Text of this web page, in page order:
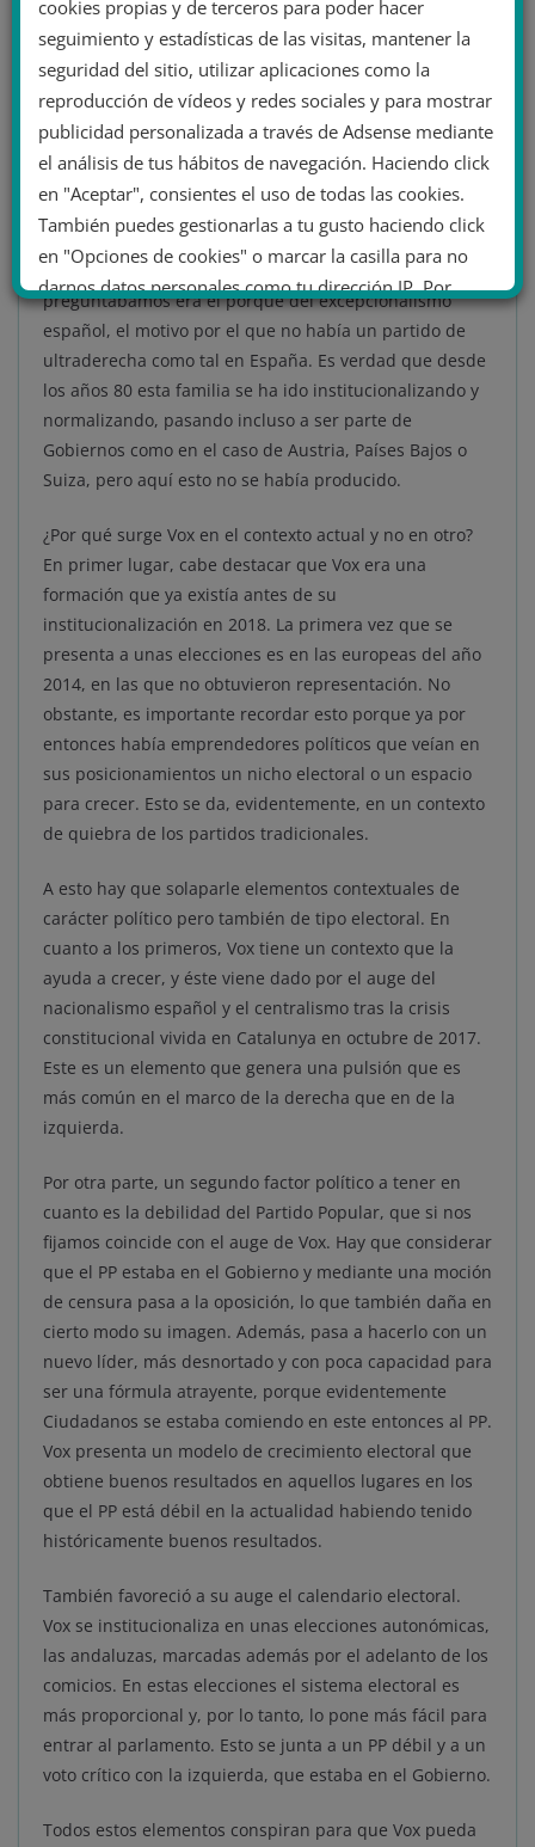
procesos acaban erosionando el funcionamiento de la
democracia e incluso pueden provocar retrocesos
autoritarios en el medio plazo.
AD: Pablo Simón, ¿cuáles son las causas que han
determinado el surgimiento de Vox? No tanto desde
un punto de vista histórico como más bien contextual,
es decir, ¿por qué Vox no sale 5 años antes o después?
PS: Bueno, antes del surgimiento de Vox, lo que nos
preguntábamos era el porqué del excepcionalismo
español, el motivo por el que no había un partido de
ultraderecha como tal en España. Es verdad que desde
los años 80 esta familia se ha ido institucionalizando y
normalizando, pasando incluso a ser parte de
Gobiernos como en el caso de Austria, Países Bajos o
Suiza, pero aquí esto no se había producido.
¿Por qué surge Vox en el contexto actual y no en otro?
En primer lugar, cabe destacar que Vox era una
formación que ya existía antes de su
institucionalización en 2018. La primera vez que se
presenta a unas elecciones es en las europeas del año
2014, en las que no obtuvieron representación. No
obstante, es importante recordar esto porque ya por
entonces había emprendedores políticos que veían en
sus posicionamientos un nicho electoral o un espacio
para crecer. Esto se da, evidentemente, en un contexto
de quiebra de los partidos tradicionales.
A esto hay que solaparle elementos contextuales de
carácter político pero también de tipo electoral. En
cuanto a los primeros, Vox tiene un contexto que la
ayuda a crecer, y éste viene dado por el auge del
nacionalismo español y el centralismo tras la crisis
constitucional vivida en Catalunya en octubre de 2017.
Este es un elemento que genera una pulsión que es
más común en el marco de la derecha que en de la
izquierda.
Por otra parte, un segundo factor político a tener en
cuanto es la debilidad del Partido Popular, que si nos
fijamos coincide con el auge de Vox. Hay que considerar
que el PP estaba en el Gobierno y mediante una moción
de censura pasa a la oposición, lo que también daña en
cierto modo su imagen. Además, pasa a hacerlo con un
nuevo líder, más desnortado y con poca capacidad para
ser una fórmula atrayente, porque evidentemente
Ciudadanos se estaba comiendo en este entonces al PP.
Vox presenta un modelo de crecimiento electoral que
obtiene buenos resultados en aquellos lugares en los
que el PP está débil en la actualidad habiendo tenido
históricamente buenos resultados.
También favoreció a su auge el calendario electoral.
Vox se institucionaliza en unas elecciones autonómicas,
las andaluzas, marcadas además por el adelanto de los
comicios. En estas elecciones el sistema electoral es
más proporcional y, por lo tanto, lo pone más fácil para
entrar al parlamento. Esto se junta a un PP débil y a un
voto crítico con la izquierda, que estaba en el Gobierno.
Todos estos elementos conspiran para que Vox pueda
cookies propias y de terceros para poder hacer
seguimiento y estadísticas de las visitas, mantener la
seguridad del sitio, utilizar aplicaciones como la
reproducción de vídeos y redes sociales y para mostrar
publicidad personalizada a través de Adsense mediante
el análisis de tus hábitos de navegación. Haciendo click
en "Aceptar", consientes el uso de todas las cookies.
También puedes gestionarlas a tu gusto haciendo click
en "Opciones de cookies" o marcar la casilla para no
darnos datos personales como tu dirección IP. Por
último, puedes leer nuestra Política de cookies.
No dar mi información personal
Opciones de cookies Aceptar cookies